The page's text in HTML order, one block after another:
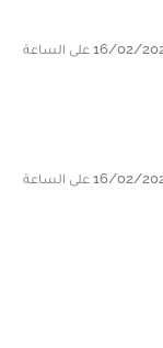
في 16/02/2023 على الساعة 22:08, تحديث بتاريخ 16/02/2023 على الساعة
في 16/02/2023 على الساعة 22:08, تحديث بتاريخ 16/02/2023 على الساعة